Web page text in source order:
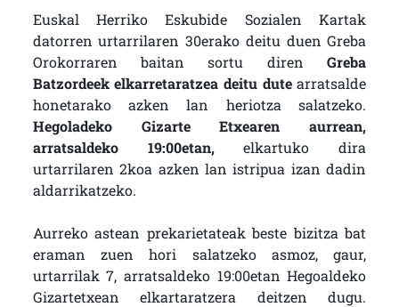
Euskal Herriko Eskubide Sozialen Kartak
datorren urtarrilaren 30erako deitu duen Greba
Orokorraren baitan sortu direnGreba
Batzordeek elkarretaratzea deitu dutearratsalde
honetarako azken lan heriotza salatzeko.
Hegoladeko Gizarte Etxearen aurrean,
arratsaldeko 19:00etan,elkartuko dira
urtarrilaren 2koa azken lan istripua izan dadin
aldarrikatzeko.
Aurreko astean prekarietateak beste bizitza bat
eraman zuen hori salatzeko asmoz, gaur,
urtarrilak 7, arratsaldeko 19:00etan Hegoaldeko
Gizartetxean elkartaratzera deitzen dugu.